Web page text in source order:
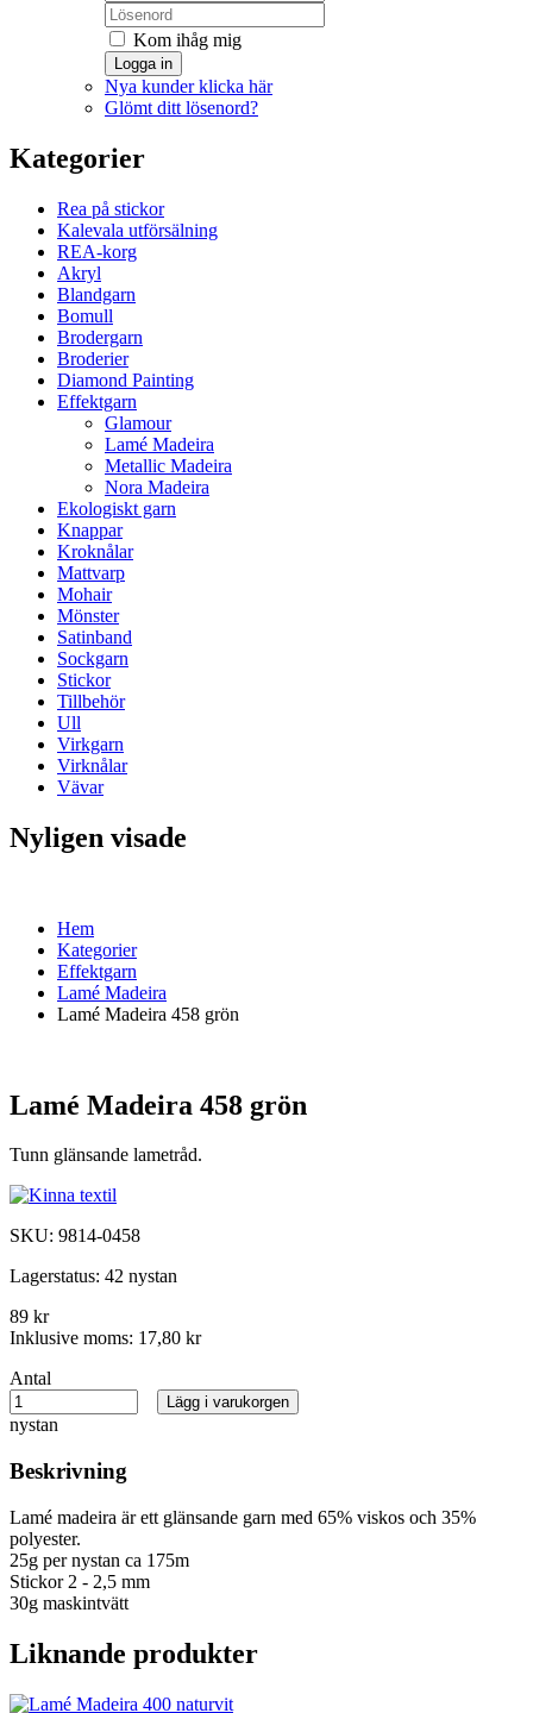
Kom ihåg mig
Logga in
Nya kunder klicka här
Glömt ditt lösenord?
Kategorier
Rea på stickor
Kalevala utförsälning
REA-korg
Akryl
Blandgarn
Bomull
Brodergarn
Broderier
Diamond Painting
Effektgarn
Glamour
Lamé Madeira
Metallic Madeira
Nora Madeira
Ekologiskt garn
Knappar
Kroknålar
Mattvarp
Mohair
Mönster
Satinband
Sockgarn
Stickor
Tillbehör
Ull
Virkgarn
Virknålar
Vävar
Nyligen visade
Hem
Kategorier
Effektgarn
Lamé Madeira
Lamé Madeira 458 grön
Lamé Madeira 458 grön
Tunn glänsande lametråd.
SKU: 9814-0458
Lagerstatus: 42 nystan
89 kr
Inklusive moms: 17,80 kr
Antal
nystan
Lägg i varukorgen
Beskrivning
Lamé madeira är ett glänsande garn med 65% viskos och 35%
polyester.
25g per nystan ca 175m
Stickor 2 - 2,5 mm
30g maskintvätt
Liknande produkter